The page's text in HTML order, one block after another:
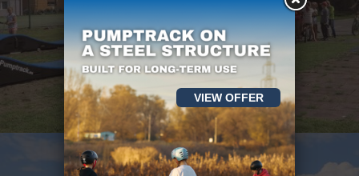
VIEW OFFER